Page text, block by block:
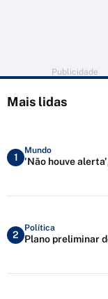
Publicidade
Mais lidas
1
Mundo
'Não houve
2
Política
Plano preliminar